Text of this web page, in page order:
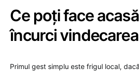
Ce poți face
încurci vindecarea
Primul gest simplu este frigul local,